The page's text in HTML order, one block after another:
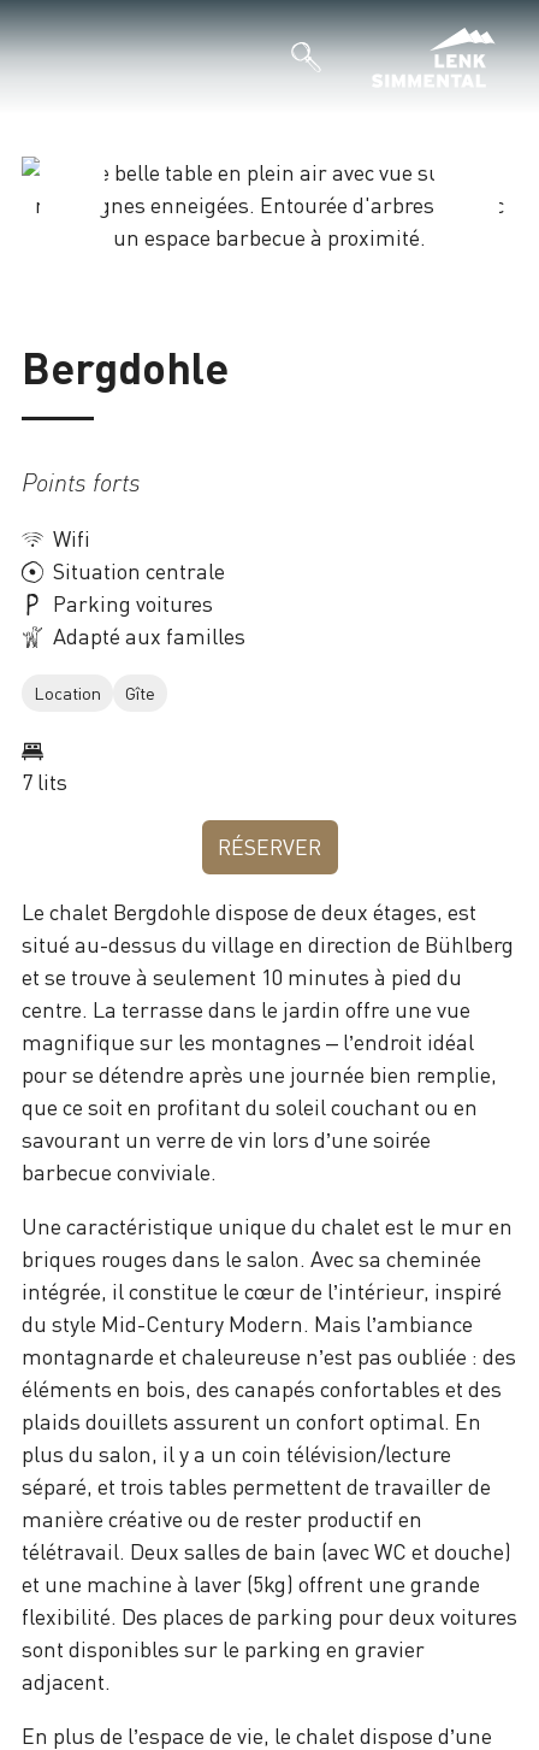
Bergdohle
Points forts
Wifi
Situation centrale
Parking voitures
Adapté aux familles
Location Gîte
7 lits
RÉSERVER
Le chalet Bergdohle dispose de deux étages, est
situé au-dessus du village en direction de Bühlberg
et se trouve à seulement 10 minutes à pied du
centre. La terrasse dans le jardin offre une vue
magnifique sur les montagnes – l’endroit idéal
pour se détendre après une journée bien remplie,
que ce soit en profitant du soleil couchant ou en
savourant un verre de vin lors d’une soirée
barbecue conviviale.
Une caractéristique unique du chalet est le mur en
briques rouges dans le salon. Avec sa cheminée
intégrée, il constitue le cœur de l’intérieur, inspiré
du style Mid-Century Modern. Mais l’ambiance
montagnarde et chaleureuse n’est pas oubliée : des
éléments en bois, des canapés confortables et des
plaids douillets assurent un confort optimal. En
plus du salon, il y a un coin télévision/lecture
séparé, et trois tables permettent de travailler de
manière créative ou de rester productif en
télétravail. Deux salles de bain (avec WC et douche)
et une machine à laver (5kg) offrent une grande
flexibilité. Des places de parking pour deux voitures
sont disponibles sur le parking en gravier
adjacent.
En plus de l’espace de vie, le chalet dispose d’une